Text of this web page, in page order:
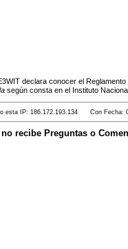
declara conocer el
según consta en el Instituto
esta IP: 186.172.193.134 Con Fecha:
recibe Preguntas o